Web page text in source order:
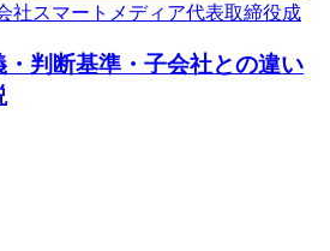
社スマートメディア代表取締役成
判断基準・子会社との違い